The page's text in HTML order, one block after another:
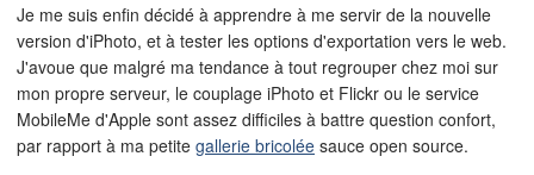
Je me suis enfin décidé à apprendre à me servir de la nouvelle
version d'iPhoto, et à tester les options d'exportation vers le web.
J'avoue que malgré ma tendance à tout regrouper chez moi sur
mon propre serveur, le couplage iPhoto et Flickr ou le service
MobileMe d'Apple sont assez difficiles à battre question confort,
par rapport à ma petite gallerie bricolée sauce open source.